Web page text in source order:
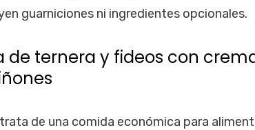
guarniciones ni ingredientes opcionales.
de ternera y fideos con
de una comida económica para